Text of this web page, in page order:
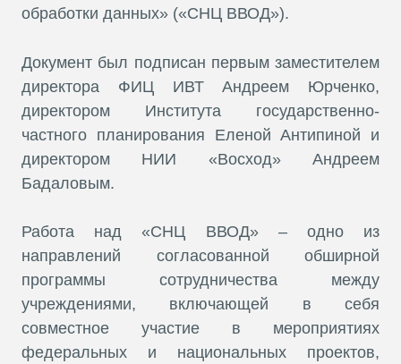
обработки данных» («СНЦ ВВОД»).
Документ был подписан первым заместителем
директора ФИЦ ИВТ Андреем Юрченко,
директором Института государственно-
частного планирования Еленой Антипиной и
директором НИИ «Восход» Андреем
Бадаловым.
Работа над «СНЦ ВВОД» – одно из
направлений согласованной обширной
программы сотрудничества между
учреждениями, включающей в себя
совместное участие в мероприятиях
федеральных и национальных проектов,